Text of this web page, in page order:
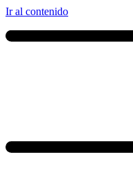
Ir al contenido